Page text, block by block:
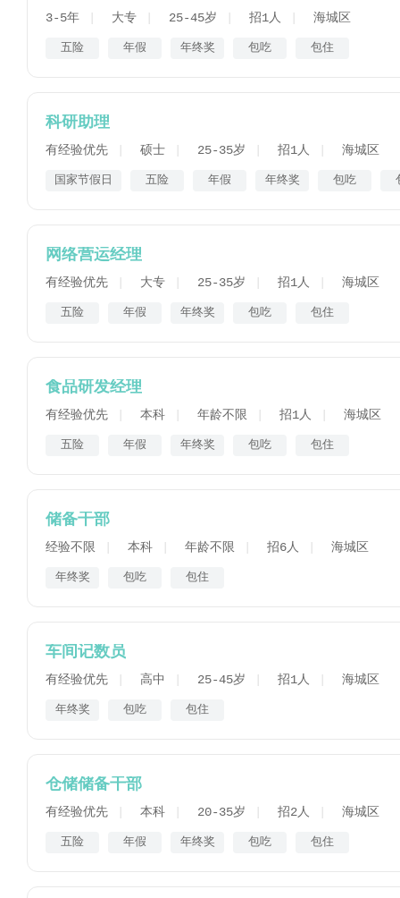
3-5年 大专 25-45岁 招1人 海城区
五险 年假 年终奖 包吃 包住
科研助理
有经验优先 硕士 25-35岁 招1人 海城区
国家节假日 五险 年假 年终奖 包吃
网络营运经理
有经验优先 大专 25-35岁 招1人 海城区
五险 年假 年终奖 包吃 包住
食品研发经理
有经验优先 本科 年龄不限 招1人 海城区
五险 年假 年终奖 包吃 包住
储备干部
经验不限 本科 年龄不限 招6人 海城区
年终奖 包吃 包住
车间记数员
有经验优先 高中 25-45岁 招1人 海城区
年终奖 包吃 包住
仓储储备干部
有经验优先 本科 20-35岁 招2人 海城区
五险 年假 年终奖 包吃 包住